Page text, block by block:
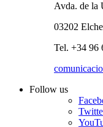
Avda. de la
03202
Tel. +34 96
Follow us